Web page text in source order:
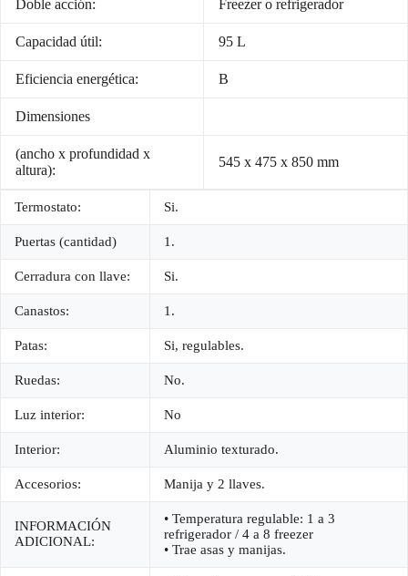
Doble acción: Freezer o refrigerador
Capacidad útil: 95 L
Eficiencia energética: B
Dimensiones
(ancho x profundidad x
altura):
545 x 475 x 850 mm
Termostato: Si.
Puertas (cantidad) 1.
Cerradura con llave: Si.
Canastos: 1.
Patas: Si, regulables.
Ruedas: No.
Luz interior: No
Interior: Aluminio texturado.
Accesorios: Manija y 2 llaves.
INFORMACIÓN
ADICIONAL:
• Temperatura regulable: 1 a 3
refrigerador / 4 a 8 freezer
• Trae asas y manijas.